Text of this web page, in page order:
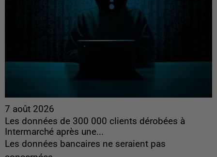
7 août 2026
Les données de 300 000 clients dérobées à
Intermarché après une...
Les données bancaires ne seraient pas